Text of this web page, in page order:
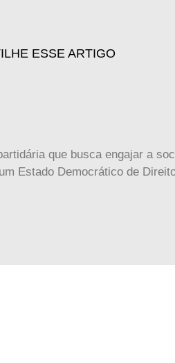
ESSE ARTIGO
que busca engajar a
Estado Democrático de